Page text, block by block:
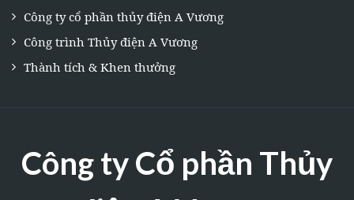
Công ty cổ phần thủy điện A Vương
Công trình Thủy điện A Vương
Thành tích & Khen thưởng
Công ty Cổ phần Thủy